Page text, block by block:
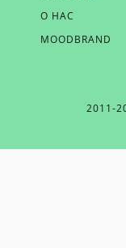
О НАС
MOODBRAND
2011-
ОТПРАВИТЬ